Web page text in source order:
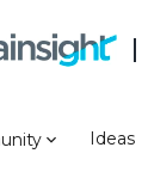
Ideas